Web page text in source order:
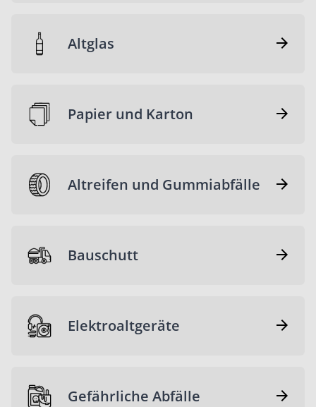
Altglas
Papier und Karton
Altreifen und Gummiabfälle
Bauschutt
Elektroaltgeräte
Gefährliche Abfälle